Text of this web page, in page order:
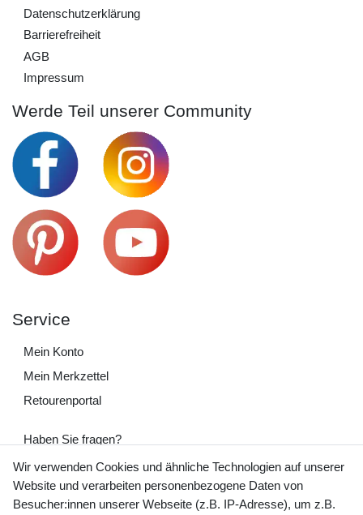
Daten­schutz­erklärung
Barrierefreiheit
AGB
Impressum
Werde Teil unserer Community
Service
Mein Konto
Mein Merkzettel
Retourenportal
Haben Sie fragen?
+49 (0) 35243 460 400
Mo-Fr 9-15 Uhr
Wir verwenden Cookies und ähnliche Technologien auf unserer
Website und verarbeiten personenbezogene Daten von
Besucher:innen unserer Webseite (z.B. IP-Adresse), um z.B.